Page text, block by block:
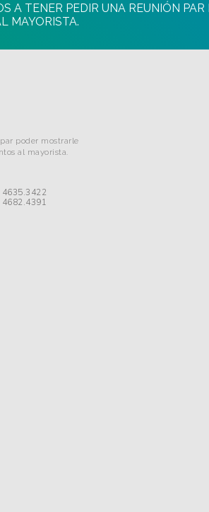
A TENER PEDIR UNA REUNIÓN
MAYORISTA.
poder mostrarle
al mayorista.